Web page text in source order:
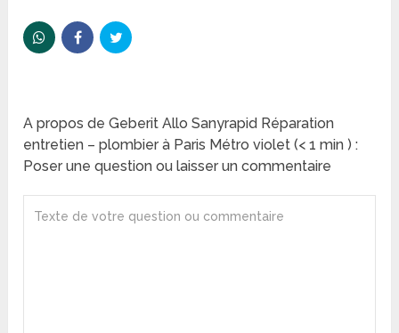
A propos de Geberit Allo Sanyrapid Réparation
entretien – plombier à Paris Métro violet (< 1 min ) :
Poser une question ou laisser un commentaire